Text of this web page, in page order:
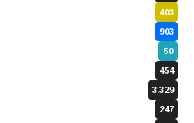
403
903
50
454
3.329
247